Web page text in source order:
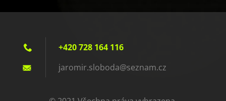
+420 728 164 116
jaromir.sloboda@seznam.cz